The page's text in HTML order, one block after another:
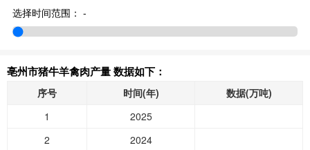
选择时间范围： -
亳州市猪牛羊禽肉产量 数据如下：
序号 时间(年)
数据(万吨)
1
2025
2
2024